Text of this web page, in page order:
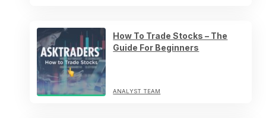
How To Trade Stocks – The
Guide For Beginners
ANALYST TEAM